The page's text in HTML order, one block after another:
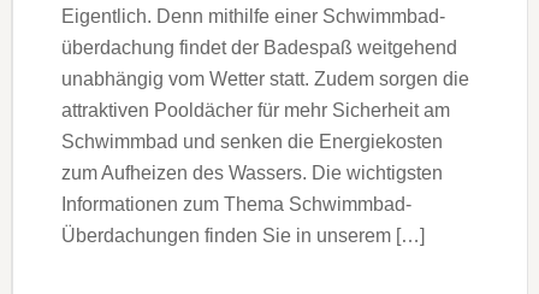
Eigentlich. Denn mithilfe einer Schwimmbad­
überdachung findet der Badespaß weitgehend
unabhängig vom Wetter statt. Zudem sorgen die
attraktiven Pooldächer für mehr Sicherheit am
Schwimmbad und senken die Energie­kosten
zum Aufheizen des Wassers. Die wichtigsten
Informationen zum Thema Schwimmbad-
Überdachungen finden Sie in unserem […]